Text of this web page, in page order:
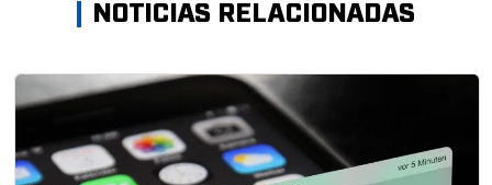
NOTICIAS RELACIONADAS